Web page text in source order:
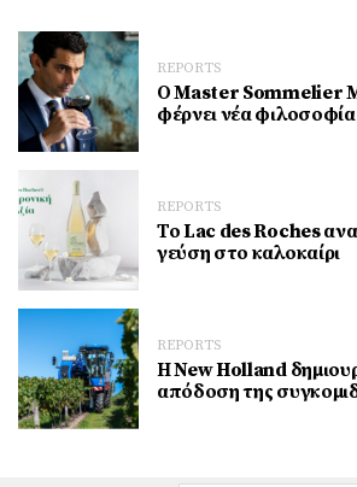
REPORTS
Ο Master Sommelier
φέρνει νέα
REPORTS
Το Lac des Roches
γεύση στο καλοκαίρι
REPORTS
Η New Holland
απόδοση της